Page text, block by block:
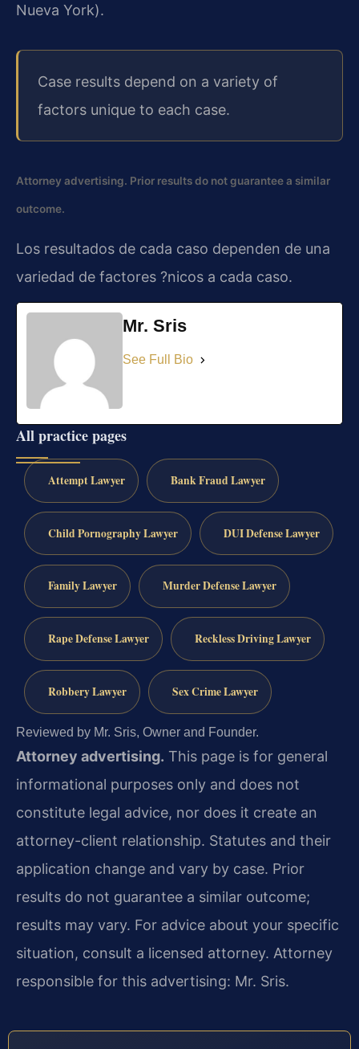
Nueva York).
Case results depend on a variety of
factors unique to each case.
Attorney advertising. Prior results do not guarantee a similar
outcome.
Los resultados de cada caso dependen de una
variedad de factores ?nicos a cada caso.
Mr. Sris
See Full Bio
All practice pages
Attempt Lawyer Bank Fraud Lawyer
Child Pornography Lawyer DUI Defense Lawyer
Family Lawyer Murder Defense Lawyer
Rape Defense Lawyer Reckless Driving Lawyer
Robbery Lawyer Sex Crime Lawyer
Reviewed by Mr. Sris, Owner and Founder.
Attorney advertising. This page is for general
informational purposes only and does not
constitute legal advice, nor does it create an
attorney-client relationship. Statutes and their
application change and vary by case. Prior
results do not guarantee a similar outcome;
results may vary. For advice about your specific
situation, consult a licensed attorney. Attorney
responsible for this advertising: Mr. Sris.